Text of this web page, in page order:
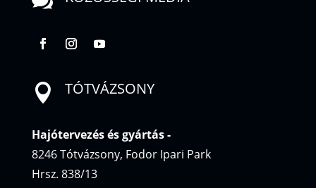
 TÓTVÁZSONY
Hajótervezés és gyártás-
8246 Tótvázsony, Fodor Ipari Park
Hrsz. 838/13